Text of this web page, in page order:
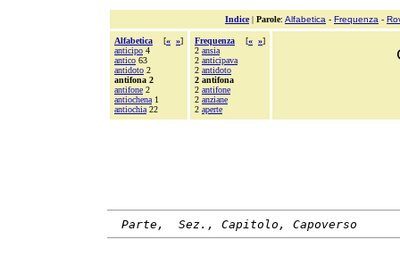
Indice| Parole: Alfabetica - Frequenza -
Alfabetica [« »]
anticipo 4
antico 63
antidoto 2
antifona 2
antifone 2
antiochena 1
antiochia 22
Frequenza [« »]
2 ansia
2 anticipava
2 antidoto
2 antifona
2 antifone
2 anziane
2 aperte
Parte,  Sez., Capitolo, Capoverso